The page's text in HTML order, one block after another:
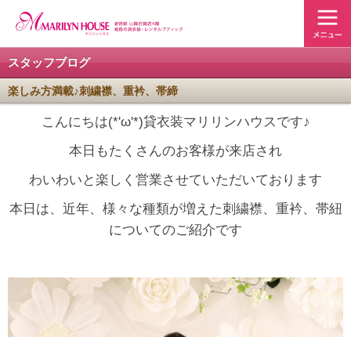
スタッフブログ
楽しみ方満載♪刺繍襟、重衿、帯締
こんにちは(*'ω'*)貸衣装マリリンハウスです♪
本日もたくさんのお客様が来店され
わいわいと楽しく営業させていただいております
本日は、近年、様々な種類が増えた刺繍襟、重衿、帯紐
についてのご紹介です